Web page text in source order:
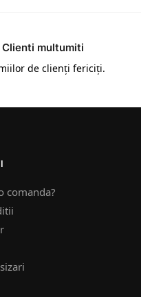
multumiti
de clienți fericiți.
comanda?